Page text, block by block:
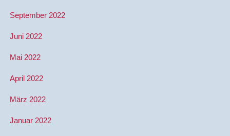
September 2022
Juni 2022
Mai 2022
April 2022
März 2022
Januar 2022